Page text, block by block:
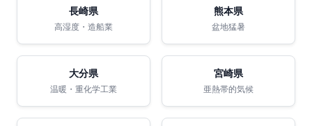
長崎県
高湿度・造船業
熊本県
盆地猛暑
大分県
温暖・重化学工業
宮崎県
亜熱帯的気候